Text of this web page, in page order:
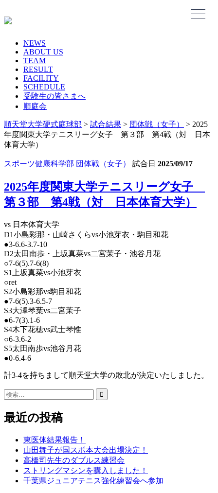
to
NEWS
ABOUT US
TEAM
RESULT
FACILITY
SCHEDULE
受験生の皆さまへ
順庭会
順天堂大学硬式庭球部 > 試合結果 > 団体戦（女子） > 2025
年度関東大学テニスリーグ女子 第３部 第4戦（対 日本
体育大学）
スポーツ健康科学部 団体戦（女子） 試合日 2025/09/17
2025年度関東大学テニスリーグ女子
第３部 第4戦（対 日本体育大学）
vs 日本体育大学
D1小島彩那・山崎さくらvs小池芽衣・駒目和花
●3-6.6-3.7-10
D2太田南歩・上坂真菜vs二宮茉子・池谷月花
○7-6(5).7-6(8)
S1上坂真菜vs小池芽衣
○ret
S2小島彩那vs駒目和花
●7-6(5).3-6.5-7
S3大澤琴葉vs二宮茉子
●6-7(3).1-6
S4木下花穂vs武士琴惟
○6-3.6-2
S5太田南歩vs池谷月花
●0-6.4-6
計3-4を持ちまして順天堂大学の敗北が決定いたしました。
検
最近の投稿
東医体結果報告！
山田舞子が国スポ本大会出場決定！
高橋司先生のダブルス練習会
ストリングマシンを購入しました！
千葉県ジュニアテニス強化練習会へ参加